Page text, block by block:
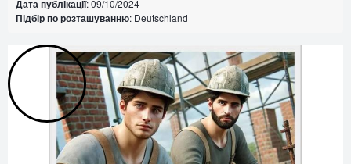
Дата публікації: 09/10/2024
Підбір по розташуванню: Deutschland